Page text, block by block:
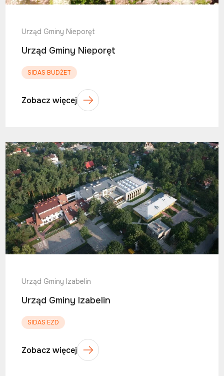
Urząd Gminy Nieporęt
Urząd Gminy Nieporęt
SIDAS BUDŻET
Zobacz więcej
Urząd Gminy Izabelin
Urząd Gminy Izabelin
SIDAS EZD
Zobacz więcej